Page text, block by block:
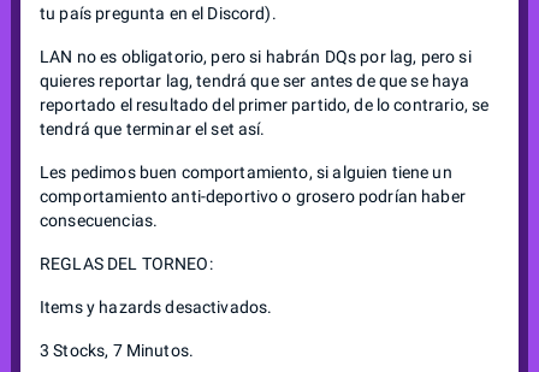
tu país pregunta en el Discord).
LAN no es obligatorio, pero si habrán DQs por lag, pero si
quieres reportar lag, tendrá que ser antes de que se haya
reportado el resultado del primer partido, de lo contrario, se
tendrá que terminar el set así.
Les pedimos buen comportamiento, si alguien tiene un
comportamiento anti-deportivo o grosero podrían haber
consecuencias.
REGLAS DEL TORNEO:
Items y hazards desactivados.
3 Stocks, 7 Minutos.